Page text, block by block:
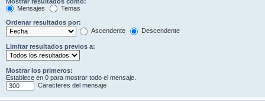
Mensajes
Temas
Ordenar resultados por:
Ascendente
Descendente
Limitar resultados previos a:
Mostrar los primeros:
Establece en 0 para mostrar todo el mensaje.
Caracteres del mensaje